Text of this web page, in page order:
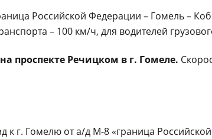
Российской Федерации – Гомель –
– 100 км/ч, для водителей
проспекте Речицком в г. Гомеле.
к г. Гомелю от а/д М-8 «граница